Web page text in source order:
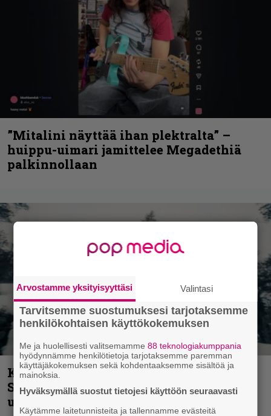
”Mitalini näyttää ihan plektralta” –
huippu-uimari jamittelee Megadethiä
palkinnollaan
Kunnianosoitus hyiselle Pohjolalle –
Shining hyppäsi keskelle kinoksia
uudella videollaan
Arvostamme yksityisyyttäsi Valintasi
Tarvitsemme suostumuksesi tarjotaksemme
henkilökohtaisen käyttökokemuksen
Me ja huolellisesti valitsemamme88 teknologiakumppania
hyödynnämme henkilötietoja tarjotaksemme paremman
käyttäjäkokemuksen sekä kohdentaaksemme sisältöä ja
mainoksia.
Hyväksymällä suostut tietojesi käyttöön seuraavasti
Käytämme laitetunnisteita ja tallennamme evästeitä